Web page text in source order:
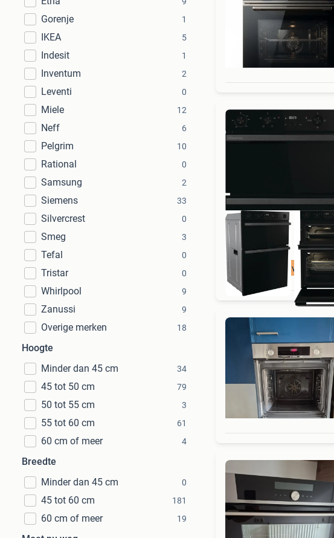
Gorenje 1
IKEA 5
Indesit 1
Inventum 2
Leventi 0
Miele 12
Neff 6
Pelgrim 10
Rational 0
Samsung 2
Siemens 33
Silvercrest 0
Smeg 3
Tefal 0
Tristar 0
Whirlpool 9
Zanussi 9
Overige merken 18
Hoogte
Minder dan 45 cm
34
45 tot 50 cm 79
50 tot 55 cm 3
55 tot 60 cm 61
60 cm of meer 4
Breedte
Minder dan 45 cm
0
45 tot 60 cm 181
60 cm of meer 19
Bijna uitverkocht